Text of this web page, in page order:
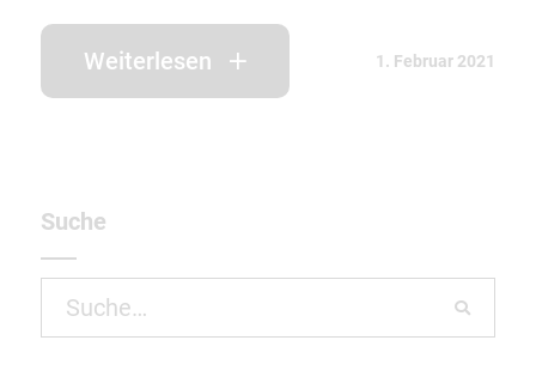
Weiterlesen 1. Februar 2021
Suche
Search
for: